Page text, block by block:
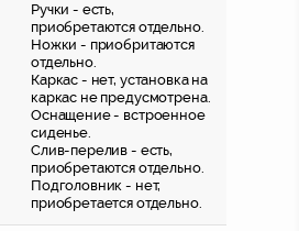
Ручки - есть,
приобретаются отдельно.
Ножки - приобритаются
отдельно.
Каркас - нет, установка на
каркас не предусмотрена.
Оснащение - встроенное
сиденье.
Слив-перелив - есть,
приобретаются отдельно.
Подголовник - нет,
приобретается отдельно.